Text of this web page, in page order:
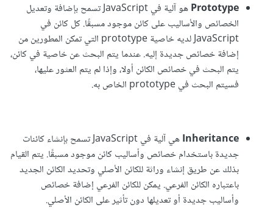
Prototype
هو آلية في JavaScript تسمح بإضافة وتعديل
الخصائص والأساليب على كائن موجود مسبقًا. كل كائن في
JavaScript لديه خاصية prototype التي تمكن المطورين من
إضافة خصائص جديدة إليه. عندما يتم البحث عن خاصية في كائن،
يتم البحث في خصائص الكائن أولا، وإذا لم يتم العثور عليها،
فسيتم البحث في prototype الخاص به.
Inheritance
هي آلية في JavaScript تسمح بإنشاء كائنات
جديدة باستخدام خصائص وأساليب كائن موجود مسبقًا. يتم القيام
بذلك عن طريق إنشاء وراثة للكائن الأصلي وتحديد الكائن الجديد
باعتباره الكائن الفرعي. يمكن للكائن الفرعي إضافة خصائص
وأساليب جديدة أو تعديلها دون تأثير على الكائن الأصلي.